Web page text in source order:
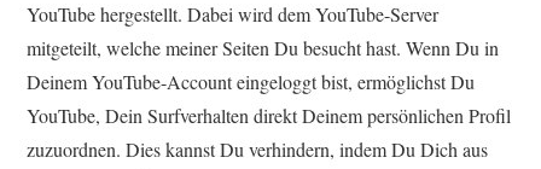
YouTube hergestellt. Dabei wird dem YouTube-Server
mitgeteilt, welche meiner Seiten Du besucht hast. Wenn Du in
Deinem YouTube-Account eingeloggt bist, ermöglichst Du
YouTube, Dein Surfverhalten direkt Deinem persönlichen Profil
zuzuordnen. Dies kannst Du verhindern, indem Du Dich aus